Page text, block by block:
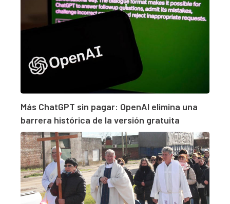
Más ChatGPT sin pagar: OpenAI elimina una
barrera histórica de la versión gratuita